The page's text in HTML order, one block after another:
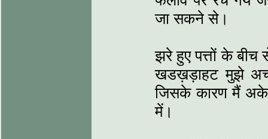
जा सकने से।
झरे हुए पत्तों के बीच
खडख़ड़ाहट मुझे
जिसके कारण मैं
में।